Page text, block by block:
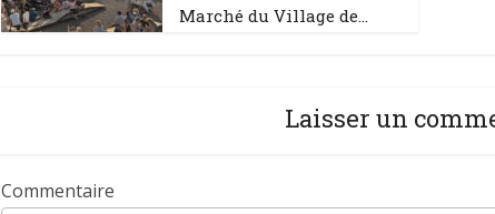
Marché du Village de...
Laisser un
Commentaire